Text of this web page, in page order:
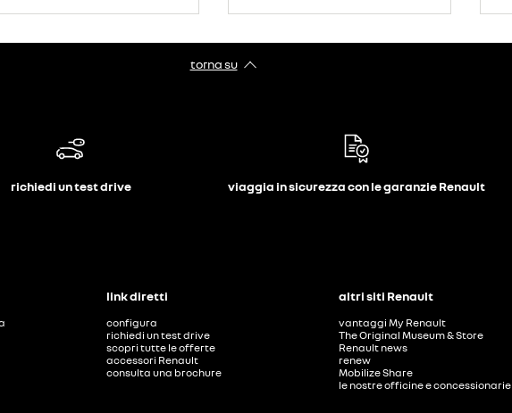
torna su
richiedi un test drive viaggia in sicurezza con le garanzie Renault
link diretti
configura
richiedi un test drive
scopri tutte le offerte
accessori Renault
consulta una brochure
altri siti Renault
vantaggi My Renault
The Original Museum & Store
Renault news
renew
Mobilize Share
le nostre officine e concessionarie